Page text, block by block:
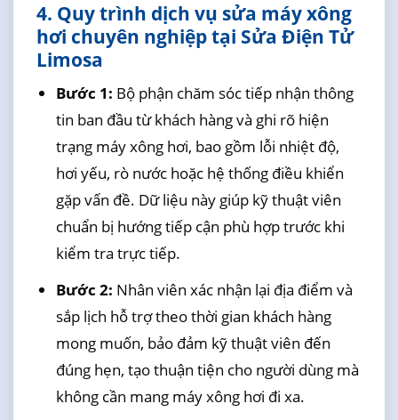
4. Quy trình dịch vụ sửa máy xông
hơi chuyên nghiệp tại Sửa Điện Tử
Limosa
Bước 1: Bộ phận chăm sóc tiếp nhận thông
tin ban đầu từ khách hàng và ghi rõ hiện
trạng máy xông hơi, bao gồm lỗi nhiệt độ,
hơi yếu, rò nước hoặc hệ thống điều khiển
gặp vấn đề. Dữ liệu này giúp kỹ thuật viên
chuẩn bị hướng tiếp cận phù hợp trước khi
kiểm tra trực tiếp.
Bước 2: Nhân viên xác nhận lại địa điểm và
sắp lịch hỗ trợ theo thời gian khách hàng
mong muốn, bảo đảm kỹ thuật viên đến
đúng hẹn, tạo thuận tiện cho người dùng mà
không cần mang máy xông hơi đi xa.